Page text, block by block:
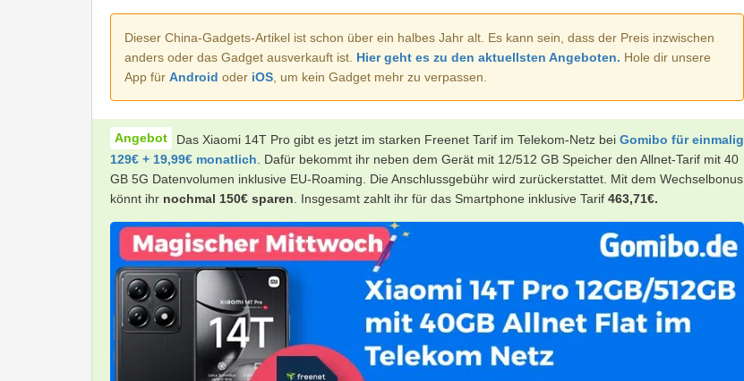
Dieser China-Gadgets-Artikel ist schon über ein halbes Jahr alt. Es kann sein, dass der Preis inzwischen
anders oder das Gadget ausverkauft ist. Hier geht es zu den aktuellsten Angeboten. Hole dir unsere
App für Android oder iOS , um kein Gadget mehr zu verpassen.
Das Xiaomi 14T Pro gibt es jetzt im starken Freenet Tarif im Telekom-Netz bei Gomibo für einmalig
129€ + 19,99€ monatlich . Dafür bekommt ihr neben dem Gerät mit 12/512 GB Speicher den Allnet-Tarif mit 40
GB 5G Datenvolumen inklusive EU-Roaming. Die Anschlussgebühr wird zurückerstattet. Mit dem Wechselbonus
könnt ihr nochmal 150€ sparen . Insgesamt zahlt ihr für das Smartphone inklusive Tarif 463,71€.